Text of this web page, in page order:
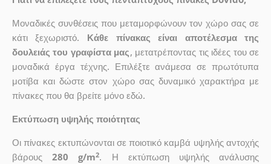
Μοναδικές συνθέσεις που μεταμορφώνουν τον χώρο σας σε
κάτι ξεχωριστό. Κάθε πίνακας είναι αποτέλεσμα της
δουλειάς του γραφίστα μας, μετατρέποντας τις ιδέες του σε
μοναδικά έργα τέχνης. Επιλέξτε ανάμεσα σε πρωτότυπα
μοτίβα και δώστε στον χώρο σας δυναμικό χαρακτήρα με
πίνακες που θα βρείτε μόνο εδώ.
Εκτύπωση υψηλής ποιότητας
Οι πίνακες εκτυπώνονται σε ποιοτικό καμβά υψηλής αντοχής
βάρους280 g/m2. Η εκτύπωση υψηλής ανάλυσης